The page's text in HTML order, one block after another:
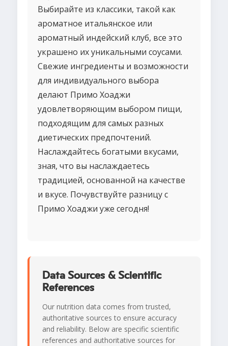
Выбирайте из классики, такой как
ароматное итальянское или
ароматный индейский клуб, все это
украшено их уникальными соусами.
Свежие ингредиенты и возможности
для индивидуального выбора
делают Примо Хоаджи
удовлетворяющим выбором пищи,
подходящим для самых разных
диетических предпочтений.
Наслаждайтесь богатыми вкусами,
зная, что вы наслаждаетесь
традицией, основанной на качестве
и вкусе. Почувствуйте разницу с
Примо Хоаджи уже сегодня!
Data Sources & Scientific
References
Our nutrition data comes from trusted,
authoritative sources to ensure accuracy
and reliability. Below are specific scientific
references and authoritative sources for